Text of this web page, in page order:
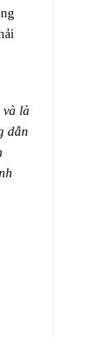
và là
dẫn